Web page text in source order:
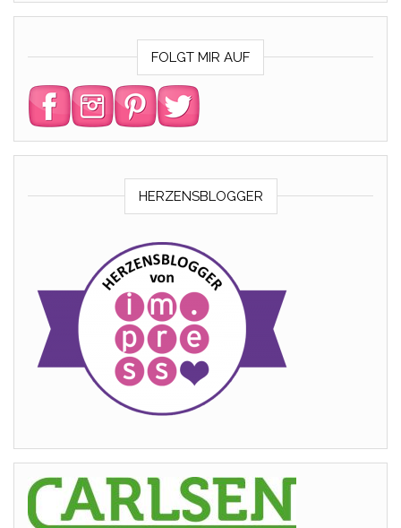
FOLGT MIR AUF
HERZENSBLOGGER